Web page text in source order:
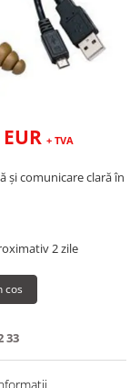
+ TVA
și comunicare clară în
2 zile
cos
33